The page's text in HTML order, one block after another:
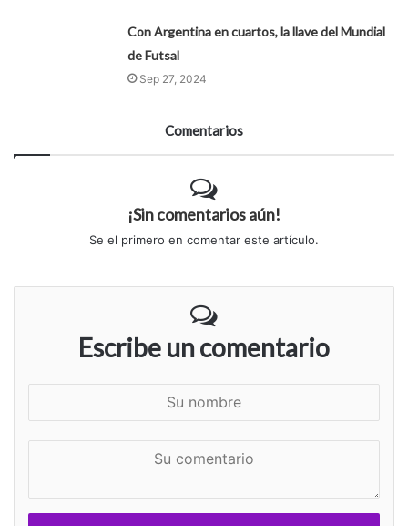
Con Argentina en cuartos, la llave del Mundial
de Futsal
Sep 27, 2024
Comentarios
¡Sin comentarios aún!
Se el primero en comentar este artículo.
Escribe un comentario